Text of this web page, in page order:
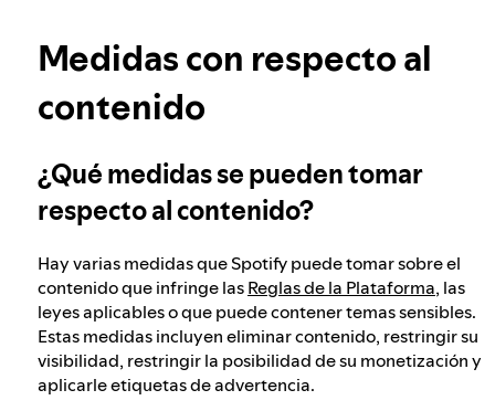
Nuestro enfoque para verificar la edad de los
usuarios
Nuestro enfoque ante el contenido peligroso
Nuestro enfoque ante el extremismo violento
Comprender las recomendaciones
Medidas con respecto al
contenido
¿Qué medidas se pueden tomar
respecto al contenido?
Hay varias medidas que Spotify puede tomar sobre el
contenido que infringe lasReglas de la Plataforma, las
leyes aplicables o que puede contener temas sensibles.
Estas medidas incluyen eliminar contenido, restringir su
visibilidad, restringir la posibilidad de su monetización y
aplicarle etiquetas de advertencia.